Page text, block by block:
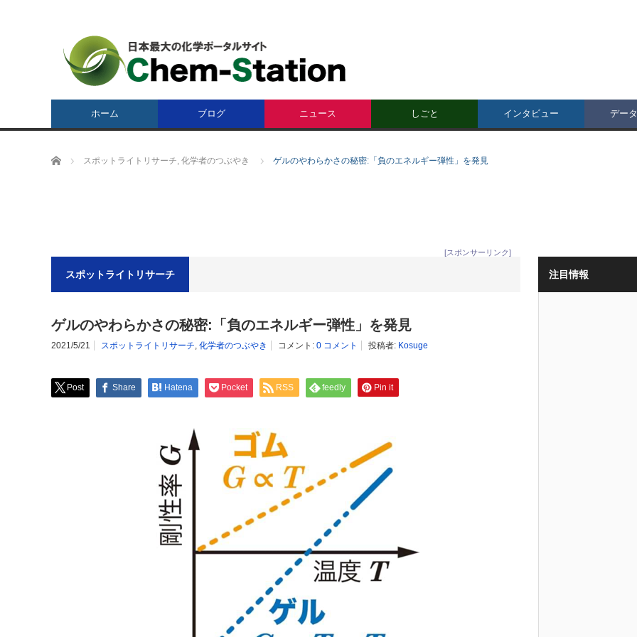
ホーム ブログ ニュース しごと インタビュー デー
ホーム スポットライトリサーチ, 化学者のつぶやき ゲルのやわらかさの秘密:「負のエネルギー弾性」を発見
[スポンサーリンク]
スポットライトリサーチ
ゲルのやわらかさの秘密:「負のエネルギー弾性」を発見
2021/5/21 スポットライトリサーチ, 化学者のつぶやき コメント: 0 コメント 投稿者: Kosuge
Post Share Hatena Pocket RSS feedly Pin it
注目情報